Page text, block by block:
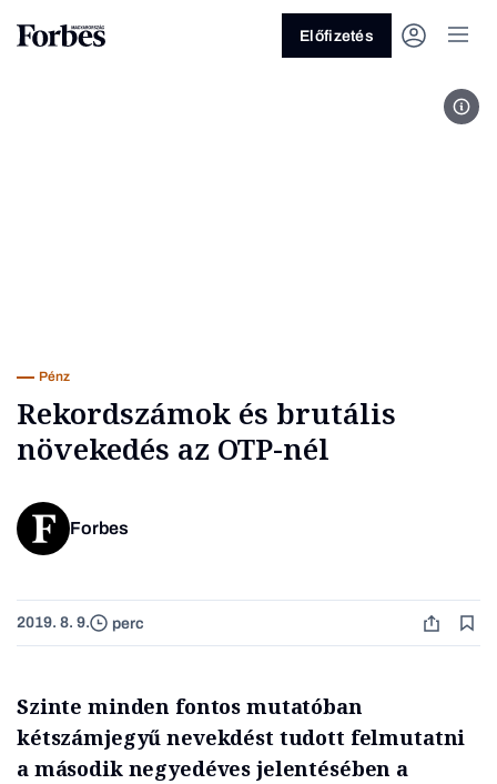
Előfizetés
Pénz
Rekordszámok és brutális
növekedés az OTP-nél
Forbes
2019. 8. 9. perc
Szinte minden fontos mutatóban
kétszámjegyű nevekdést tudott felmutatni
a második negyedéves jelentésében a